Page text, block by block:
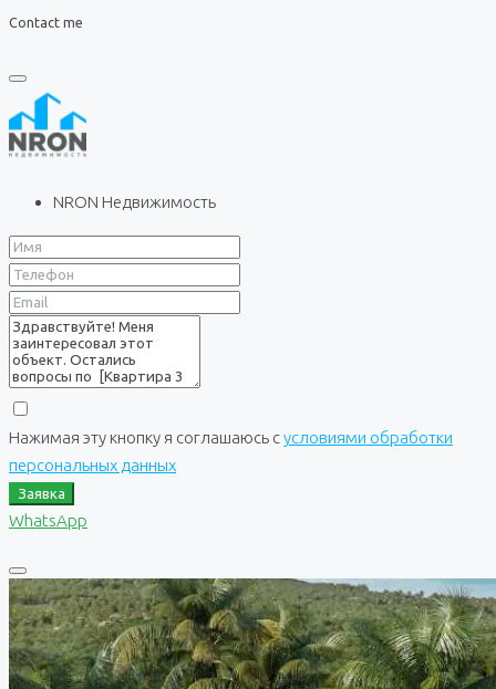
Contact me
NRON Недвижимость
Нажимая эту кнопку я соглашаюсь сусловиями обработки
персональных данных
Заявка
WhatsApp